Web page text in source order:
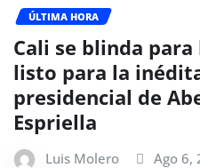
ÚLTIMA HORA
Cali se blinda
listo para la
presidencial de
Espriella
Luis Molero Ago 6,